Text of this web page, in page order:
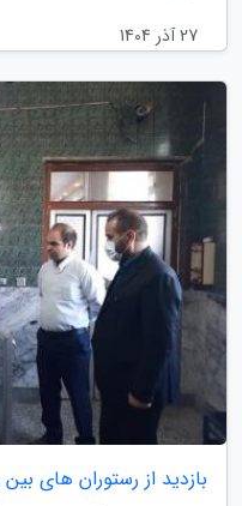
27 آذر 1404
بازدید از رستوران های